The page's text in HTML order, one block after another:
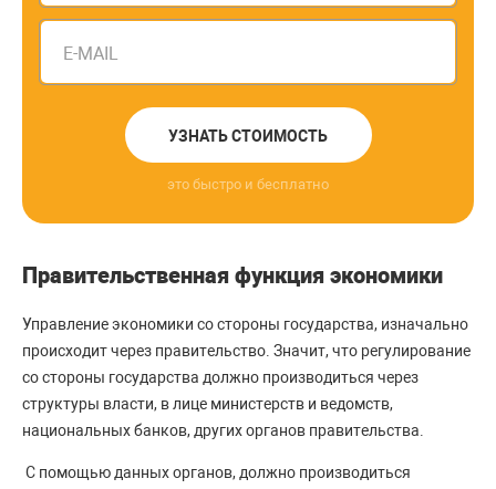
E-MAIL
УЗНАТЬ СТОИМОСТЬ
это быстро и бесплатно
Правительственная функция экономики
Управление экономики со стороны государства, изначально
происходит через правительство. Значит, что регулирование
со стороны государства должно производиться через
структуры власти, в лице министерств и ведомств,
национальных банков, других органов правительства.
С помощью данных органов, должно производиться